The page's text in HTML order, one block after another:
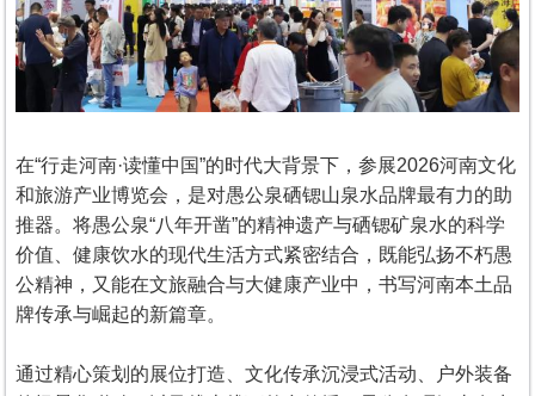
在“行走河南·读懂中国”的时代大背景下，参展2026河南文化
和旅游产业博览会，是对愚公泉硒锶山泉水品牌最有力的助
推器。将愚公泉“八年开凿”的精神遗产与硒锶矿泉水的科学
价值、健康饮水的现代生活方式紧密结合，既能弘扬不朽愚
公精神，又能在文旅融合与大健康产业中，书写河南本土品
牌传承与崛起的新篇章。
通过精心策划的展位打造、文化传承沉浸式活动、户外装备